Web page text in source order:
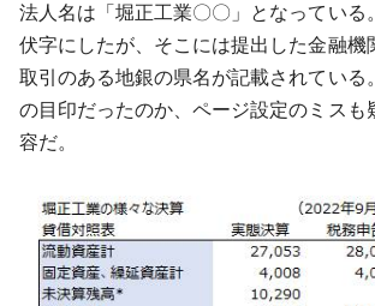
法人名は「堀正工業〇〇」となってい
伏字にしたが、そこには提出した金融機
取引のある地銀の県名が記載されている
の目印だったのか、ページ設定のミスも
容だ。